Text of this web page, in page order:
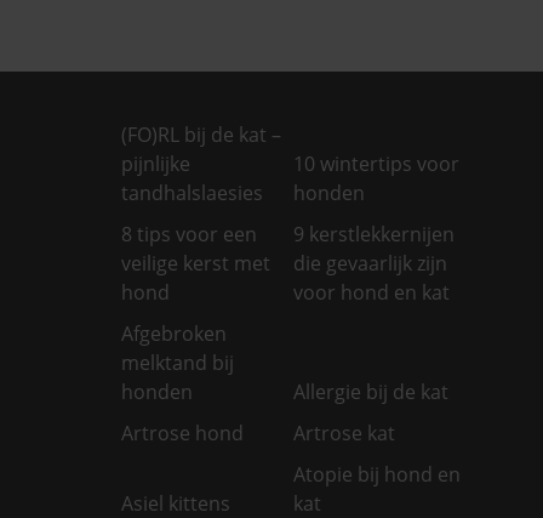
(FO)RL bij de kat –
pijnlijke
tandhalslaesies
10 wintertips voor
honden
8 tips voor een
veilige kerst met
hond
9 kerstlekkernijen
die gevaarlijk zijn
voor hond en kat
Afgebroken
melktand bij
honden
Allergie bij de kat
Artrose hond
Artrose kat
Asiel kittens
Atopie bij hond en
kat